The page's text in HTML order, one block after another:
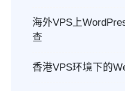
海外VPS上
查
香港VPS环境下的